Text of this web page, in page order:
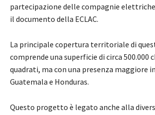
partecipazione delle compagnie
il documento della ECLAC.
La principale copertura territoriale di
comprende una superficie di circa 500.000
quadrati, ma con una presenza maggiore
Guatemala e Honduras.
Questo progetto è legato anche alla